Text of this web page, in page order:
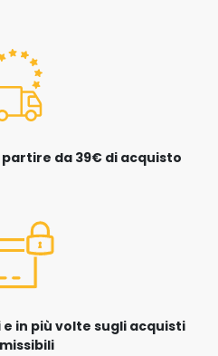
da 39€ di acquisto
e in più volte sugli acquisti